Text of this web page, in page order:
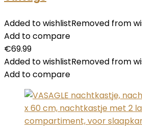
Added to wishlistRemoved from
Add to compare
€69.99
Added to wishlistRemoved from
Add to compare